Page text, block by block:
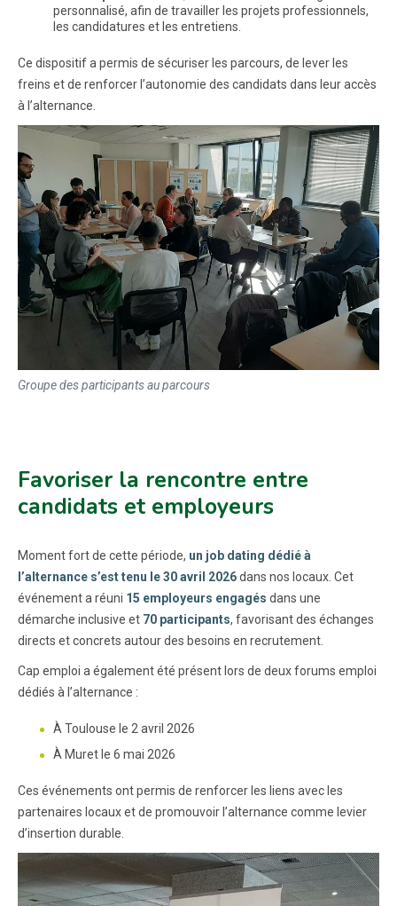
personnalisé, afin de travailler les projets professionnels,
les candidatures et les entretiens.
Ce dispositif a permis de sécuriser les parcours, de lever les
freins et de renforcer l’autonomie des candidats dans leur accès
à l’alternance.
Groupe des participants au parcours
Favoriser la rencontre entre
candidats et employeurs
Moment fort de cette période, un job dating dédié à
l’alternance s’est tenu le 30 avril 2026dans nos locaux. Cet
événement a réuni 15 employeurs engagés dans une
démarche inclusive et 70 participants, favorisant des échanges
directs et concrets autour des besoins en recrutement.
Cap emploi a également été présent lors de deux forums emploi
dédiés à l’alternance :
À Toulouse le 2 avril 2026
À Muret le 6 mai 2026
Ces événements ont permis de renforcer les liens avec les
partenaires locaux et de promouvoir l’alternance comme levier
d’insertion durable.